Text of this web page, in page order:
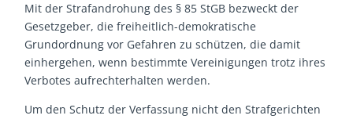
Mit der Strafandrohung des § 85 StGB bezweckt der
Gesetzgeber, die freiheitlich-demokratische
Grundordnung vor Gefahren zu schützen, die damit
einhergehen, wenn bestimmte Vereinigungen trotz ihres
Verbotes aufrechterhalten werden.
Um den Schutz der Verfassung nicht den Strafgerichten